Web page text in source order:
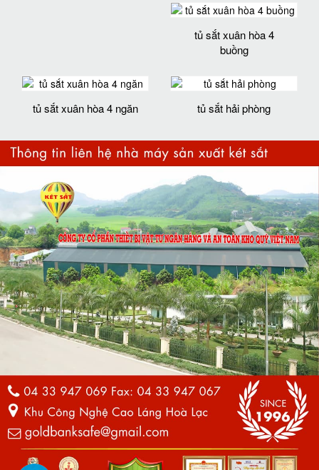
tủ sắt xuân hòa 4
buồng
tủ sắt xuân hòa 4 ngăn tủ sắt hải phòng